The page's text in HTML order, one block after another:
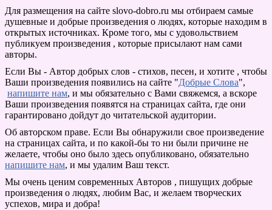
Для размещения на сайте slovo-dobro.ru мы отбираем самые
душевные и добрые произведения о людях, которые находим в
открытых источниках. Кроме того, мы с удовольствием
публикуем произведения , которые присылают нам сами
авторы.
Если Вы - Автор добрых слов - стихов, песен, и хотите , чтобы
Ваши произведения появились на сайте "Добрые Слова",
напишите нам, и мы обязательно с Вами свяжемся, а вскоре
Ваши произведения появятся на страницах сайта, где они
гарантировано дойдут до читательской аудитории.
Об авторском праве. Если Вы обнаружили свое произведение
на страницах сайта, и по какой-бы то ни были причине не
желаете, чтобы оно было здесь опубликовано, обязательно
напишите нам, и мы удалим Ваш текст.
Мы очень ценим современных Авторов , пишущих добрые
произведения о людях, любим Вас, и желаем творческих
успехов, мира и добра!